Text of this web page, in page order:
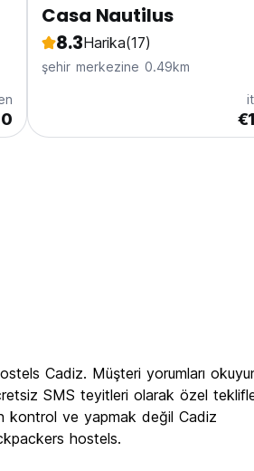
Casa Nautilus
8.3Harika(17)
şehir merkezine 0.49km
Cadiz. Müşteri yorumları
SMS teyitleri olarak özel
kontrol ve yapmak değil Cadiz
hostels.